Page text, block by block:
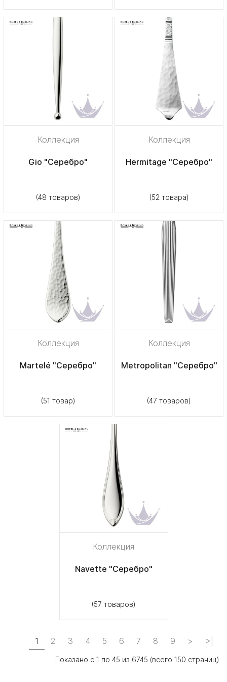
Коллекция
Gio "Серебро"
(48 товаров)
Коллекция
Hermitage "Серебро"
(52 товара)
Коллекция
Martelé "Серебро"
(51 товар)
Коллекция
Metropolitan "Серебро"
(47 товаров)
Коллекция
Navette "Серебро"
(57 товаров)
1 2 3 4 5 6 7 8 9 > >|
Показано с 1 по 45 из 6745 (всего 150 страниц)